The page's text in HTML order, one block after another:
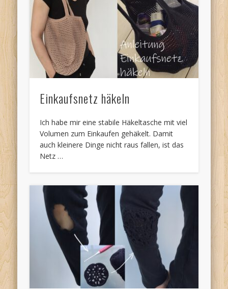
Einkaufsnetz häkeln
Ich habe mir eine stabile Häkeltasche mit viel
Volumen zum Einkaufen gehäkelt. Damit
auch kleinere Dinge nicht raus fallen, ist das
Netz …